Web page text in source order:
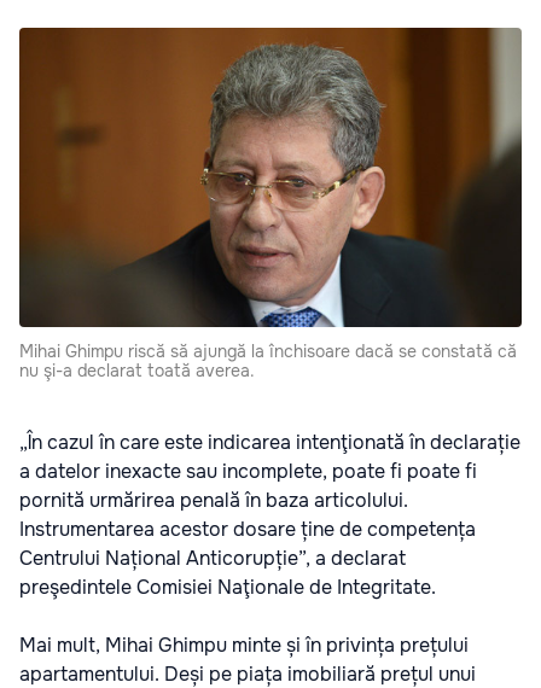
Mihai Ghimpu riscă să ajungă la închisoare dacă se constată că
nu şi-a declarat toată averea.
„În cazul în care este indicarea intenţionată în declarație
a datelor inexacte sau incomplete, poate fi poate fi
pornită urmărirea penală în baza articolului.
Instrumentarea acestor dosare ține de competența
Centrului Național Anticorupție”, a declarat
preşedintele Comisiei Naţionale de Integritate.
Mai mult, Mihai Ghimpu minte și în privința prețului
apartamentului. Deși pe piața imobiliară prețul unui